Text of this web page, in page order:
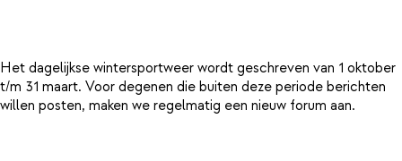
Het dagelijkse wintersportweer wordt geschreven van 1 oktober
t/m 31 maart. Voor degenen die buiten deze periode berichten
willen posten, maken we regelmatig een nieuw forum aan.